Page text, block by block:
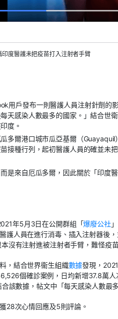
度醫護未把疫苗打入注射者手臂
用戶發布一則醫護人員注射針劑的
天感染人數最多的國家。」結合世
度。
多爾港口城市瓜亞基爾（
接種行列，起初醫護人員的確並未
是來自厄瓜多爾，因此關於「印度
年5月3日在公開群組「爆廢公社
護人員在進行消毒、插入注射器後
沒有注射進被注射者手臂，難怪疫
，結合世界衞生組織數據發現，
個確診案例，日均新增37.8萬
該數據，帖文中「每天感染人數最
28次心情回應及5則評論。